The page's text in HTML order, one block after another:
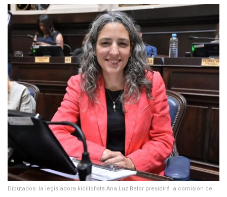
Diputados: la legisladora kicillofista Ana Luz Balor presidirá la comisión de